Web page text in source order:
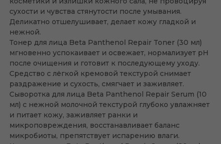
сухости и чувства стянутости после умывания.
Деликатно отшелушивает, делает кожу гладкой и
нежной.
Тонер для лица Beta Panthenol Repair Toner (30 мл)
мгновенно успокаивает и освежает, нормализует pH
после очищения и готовит к последующему уходу.
Средство с лёгкой кремовой текстурой снимает
раздражение и сухость, смягчает и заживляет.
Сыворотка для лица Beta Panthenol Repair Serum (10
мл) с нежной молочной текстурой глубоко увлажняет
и питает кожу, заживляет ранки и
микроповреждения, восстанавливает баланс
микробиоты, препятствует испарению влаги.